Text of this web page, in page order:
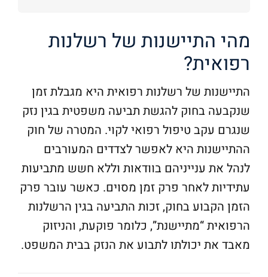
מהי התיישנות של רשלנות
רפואית?
התיישנות של רשלנות רפואית היא מגבלת זמן
שנקבעה בחוק להגשת תביעה משפטית בגין נזק
שנגרם עקב טיפול רפואי לקוי. המטרה של חוק
ההתיישנות היא לאפשר לצדדים המעורבים
לנהל את ענייניהם בוודאות וללא חשש מתביעות
עתידיות לאחר פרק זמן מסוים. כאשר עובר פרק
הזמן הקבוע בחוק, זכות התביעה בגין הרשלנות
הרפואית “מתיישנת”, כלומר פוקעת, והניזוק
מאבד את יכולתו לתבוע את הנזק בבית המשפט.